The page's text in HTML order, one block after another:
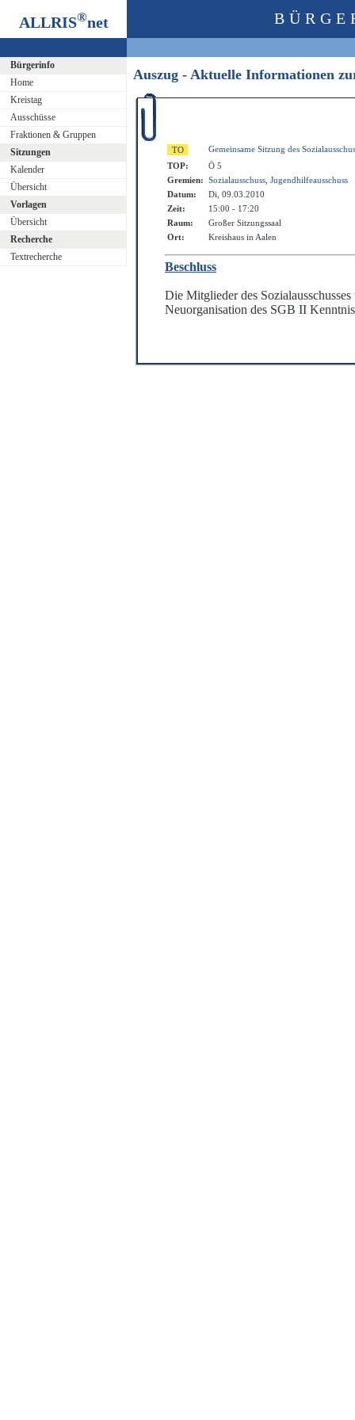
ALLRIS®net
Bürgerinfo
Home
Kreistag
Ausschüsse
Fraktionen & Gruppen
Sitzungen
Kalender
Übersicht
Vorlagen
Übersicht
Recherche
Textrecherche
Auszug - Aktuelle Informationen
Gemeinsame Sitzung des
TOP:
Ö 5
Gremien: Sozialausschuss Jugendhilfeausschuss
Datum:
Di, 09.03.2010
Zeit:
15:00 - 17:20
Raum:
Großer Sitzungssaal
Ort:
Kreishaus in Aalen
Beschluss
Die Mitglieder des
Neuorganisation des SGB II